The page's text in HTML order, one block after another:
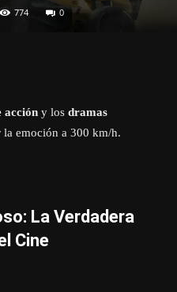
774 0
acción y los dramas
emoción a 300 km/h.
La Verdadera
Cine